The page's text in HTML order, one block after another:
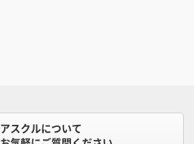
アスクルについて